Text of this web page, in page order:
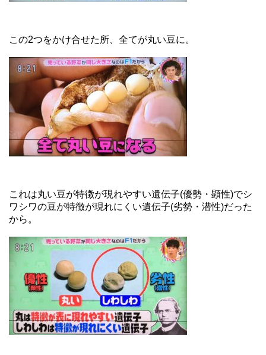
この2つをかけ合せた所、全てが丸い豆に。
これは丸い豆が特徴が現れやすい遺伝子(優勢・顕性)でシ
ワシワの豆が特徴が現れにくい遺伝子(劣勢・潜性)だった
から。